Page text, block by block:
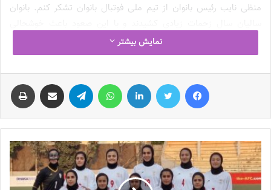
منظی نایب رئیس بانوان از تیم ملی فوتبال بانوان تشکر کنم. بانوان
وی افزود: خوشحالم که تیم‌های مالدیو و بنگلادش از گروه B رقابت‌های
فوتبال بانوان آسیا انصراف دادند تا فرصت بهتری برای صعود دختران
فراهم شود. ممکن است که برخی از تیم‌ها ضعیف باشند و با آنها بازی
می‌کنید، رو به بازی فیزیکی می‌آورند. برخوردهای فیزیکی سبب
آسیب‌دیدگی بعضی از بازیکنان می‌شود و به شرایط دشواری می‌خوریم.
از طرفی دیگر اگر این تیم‌ها هم در این گروه حضور داشتند می‌توانستند
دیدارهای تدارکاتی خوبی برای تیم ملی باشند، زیرا تیم ملی دیدارهای
دوستانه کمی دارد.
نمایش بیشتر